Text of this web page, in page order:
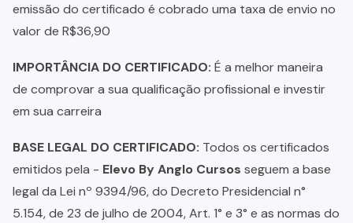
emissão do certificado é cobrado uma taxa de envio no
valor de R$36,90
IMPORTÂNCIA DO CERTIFICADO: É a melhor maneira
de comprovar a sua qualificação profissional e investir
em sua carreira
BASE LEGAL DO CERTIFICADO: Todos os certificados
emitidos pela - Elevo By Anglo Cursos seguem a base
legal da Lei nº 9394/96, do Decreto Presidencial n°
5.154, de 23 de julho de 2004, Art. 1° e 3° e as normas do